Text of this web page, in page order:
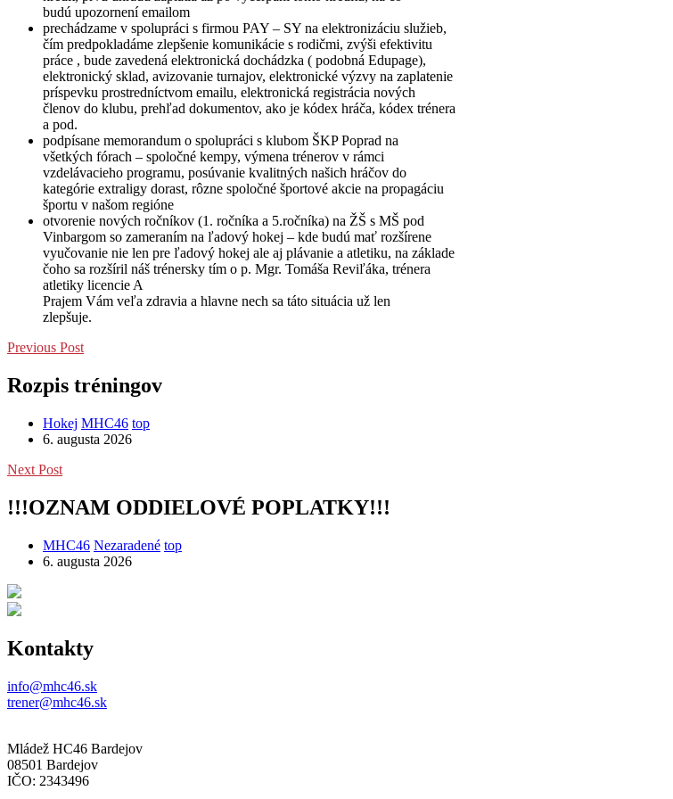
budú upozornení emailom
prechádzame v spolupráci s firmou PAY – SY na elektronizáciu služieb,
čím predpokladáme zlepšenie komunikácie s rodičmi, zvýši efektivitu
práce , bude zavedená elektronická dochádzka ( podobná Edupage),
elektronický sklad, avizovanie turnajov, elektronické výzvy na zaplatenie
príspevku prostredníctvom emailu, elektronická registrácia nových
členov do klubu, prehľad dokumentov, ako je kódex hráča, kódex trénera
a pod.
podpísane memorandum o spolupráci s klubom ŠKP Poprad na
všetkých fórach – spoločné kempy, výmena trénerov v rámci
vzdelávacieho programu, posúvanie kvalitných našich hráčov do
kategórie extraligy dorast, rôzne spoločné športové akcie na propagáciu
športu v našom regióne
otvorenie nových ročníkov (1. ročníka a 5.ročníka) na ŽŠ s MŠ pod
Vinbargom so zameraním na ľadový hokej – kde budú mať rozšírene
vyučovanie nie len pre ľadový hokej ale aj plávanie a atletiku, na základe
čoho sa rozšíril náš trénersky tím o p. Mgr. Tomáša Reviľáka, trénera
atletiky licencie A
Prajem Vám veľa zdravia a hlavne nech sa táto situácia už len
zlepšuje.
Previous Post
Rozpis tréningov
Hokej MHC46 top
6. augusta 2026
Next Post
!!!OZNAM ODDIELOVÉ POPLATKY!!!
MHC46 Nezaradené top
6. augusta 2026
Kontakty
info@mhc46.sk
trener@mhc46.sk
Mládež HC46 Bardejov
08501 Bardejov
IČO: 2343496